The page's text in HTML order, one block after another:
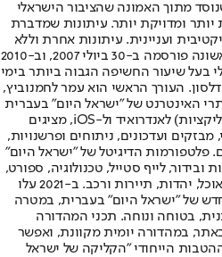
מתוך האמונה שהציבור הישראלי
יותר ומדויקת יותר. עיתונות שמדברת
ועניינית. עיתונות אחרת וללא
תשלום. המהדורה המודפסת הראשונה פורסמה ב-30 ביולי 2007, וב-2010
בעל שיעור החשיפה הגבוה ביותר בימי
העורך הראשי הוא עמר לחמנוביץ,
האינטרנט של "ישראל היום" בעברית
ובאנגלית, כמו כן היישומונים (אפליקציות) לאנדרואיד ול-iOS, מציגים
ועדכונים, ניתוחים ופרשנויות,
פלטפורמות הדיגיטל של "ישראל היום"
ובידור, לייף סטייל, טכנולוגיה, ספורט,
כלכלה וצרכנות, בריאות, חיילים, אוכל, יהדות, תיירות ורכב. ב-2021 עלו
של "ישראל היום" בעברית, במטרה
בטוחה ונוחה. תכני המהדורה
במהדורה יומית מקוונת, ואפשר
הייחודי "הקליקה של ישראל